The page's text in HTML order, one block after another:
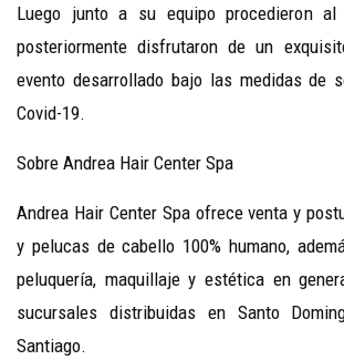
Luego junto a su equipo procedieron
posteriormente disfrutaron de un
evento desarrollado bajo las medidas de
Covid-19.
Sobre Andrea Hair Center Spa
Andrea Hair Center Spa ofrece venta y
y pelucas de cabello 100% humano,
peluquería, maquillaje y estética en
sucursales distribuidas en Santo
Santiago.